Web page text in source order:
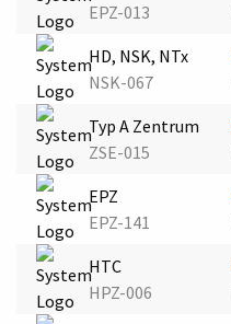
EPZ-013
HD, NSK, NTx
NSK-067
Typ A Zentrum
ZSE-015
EPZ
EPZ-141
HTC
HPZ-006